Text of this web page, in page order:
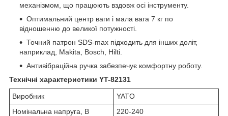
механізмом, що працюють вздовж осі інструменту.
Оптимальний центр ваги і мала вага 7 кг по
відношенню до великої потужності.
Точний патрон SDS-max підходить для інших доліт,
наприклад, Makita, Bosch, Hilti.
Антивібраційна ручка забезпечує комфортну роботу.
Технічні характеристики YT-82131
Виробник
YATO
Номінальна напруга, В
220-240